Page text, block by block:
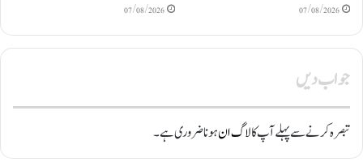
07/08/2026
07/08/2026
جواب دیں
تبصرہ کرنے سے پہلے آپ کالاگ انہونا ضروری ہے۔